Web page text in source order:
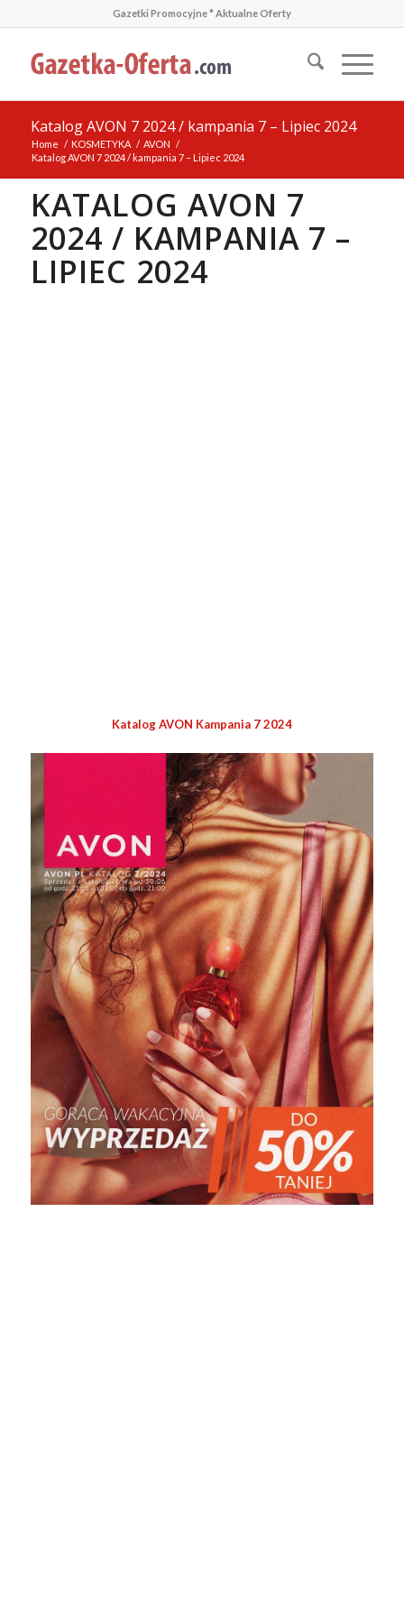
Gazetki Promocyjne * Aktualne Oferty
Katalog AVON 7 2024 / kampania 7 – Lipiec 2024
Home / KOSMETYKA / AVON /
Katalog AVON 7 2024 / kampania 7 – Lipiec 2024
KATALOG AVON 7
2024 / KAMPANIA 7 –
LIPIEC 2024
Katalog AVON Kampania 7 2024